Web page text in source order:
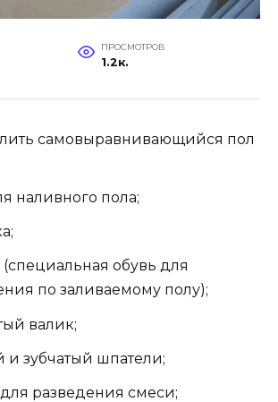
ПРОСМОТРОВ
1.2к.
самовыравнивающийся пол
наливного пола;
обувь для
по заливаемому полу);
валик;
и зубчатый шпатели;
разведения смеси;